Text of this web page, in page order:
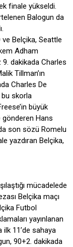
finale yükseldi.
Balogun da
ve Belçika, Seattle
Adham
dakikada Charles
Tillman’ın
Charles De
bu skorla
büyük
Hans
son sözü Romelu
yazdıran Belçika,
mücadelede
Belçika maçı
Futbol
yayınlanan
ilk 11’de sahaya
90+2. dakikada